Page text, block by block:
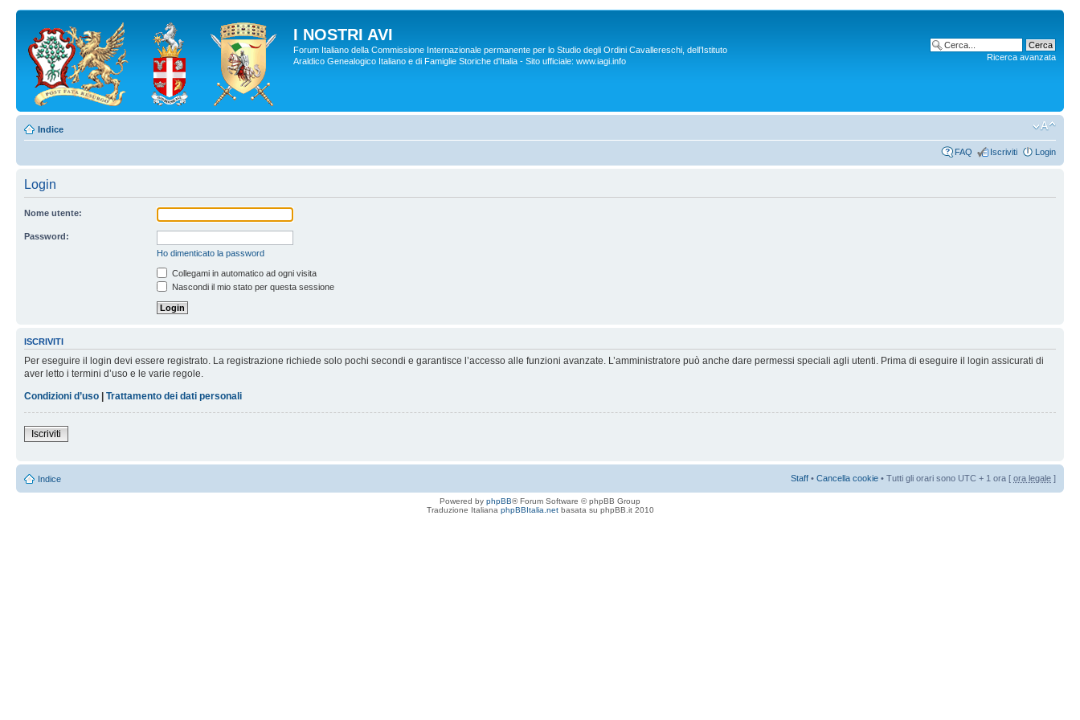
I NOSTRI AVI
Forum Italiano della Commissione Internazionale permanente per lo Studio degli Ordini Cavallereschi, dell’Istituto
Araldico Genealogico Italiano e di Famiglie Storiche d'Italia - Sito ufficiale: www.iagi.info
Ricerca avanzata
Indice
FAQ Iscriviti Login
Login
Nome utente:
Password:
Ho dimenticato la password
Collegami in automatico ad ogni visita
Nascondi il mio stato per questa sessione
ISCRIVITI
Per eseguire il login devi essere registrato. La registrazione richiede solo pochi secondi e garantisce l’accesso alle funzioni avanzate. L’amministratore può anche dare permessi speciali agli utenti. Prima di eseguire il login assicurati di
aver letto i termini d’uso e le varie regole.
Condizioni d’uso | Trattamento dei dati personali
Iscriviti
Indice Staff • Cancella cookie • Tutti gli orari sono UTC + 1 ora [ ora legale ]
Powered by phpBB® Forum Software © phpBB Group
Traduzione Italiana phpBBItalia.netbasata su phpBB.it 2010